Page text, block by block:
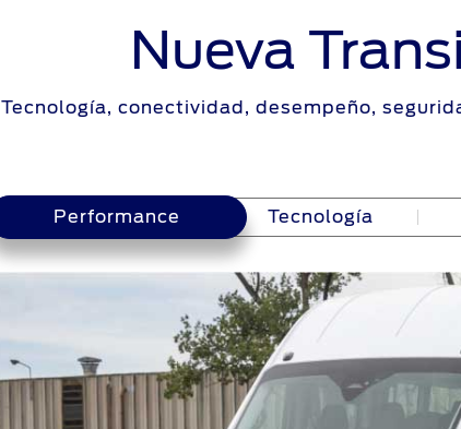
Nueva
Tecnología, conectividad, desempeño,
Performance
Performance Tecnología